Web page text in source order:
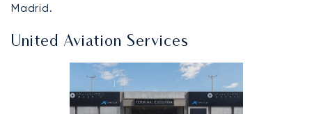
Madrid.
United Aviation Services